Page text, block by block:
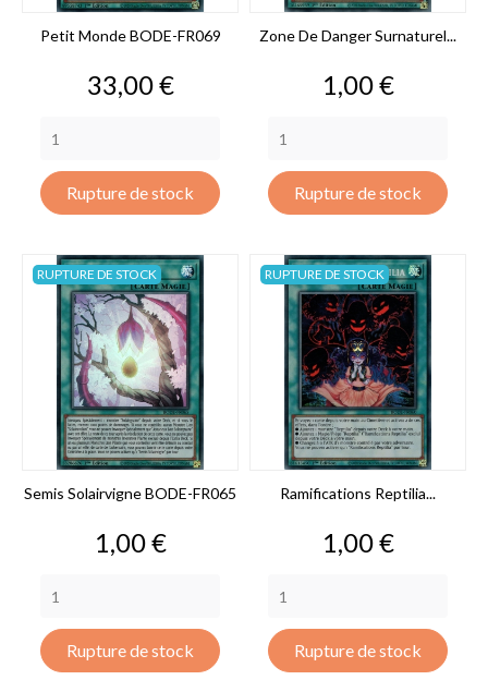
Petit Monde BODE-FR069
Prix
33,00 €
Rupture de stock
Zone De Danger Surnaturel...
Prix
1,00 €
Rupture de stock
Semis Solairvigne BODE-FR065
Prix
1,00 €
Rupture de stock
RUPTURE DE STOCK
Ramifications Reptilia...
Prix
1,00 €
Rupture de stock
RUPTURE DE STOCK